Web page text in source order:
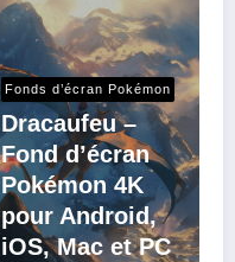
Fonds d’écran Pokémon
Dracaufeu –
Fond d’écran
Pokémon 4K
pour Android,
iOS, Mac et PC